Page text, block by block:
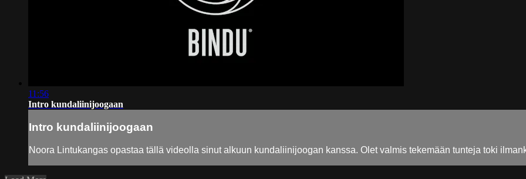
11:56
Intro kundaliinijoogaan
Intro kundaliinijoogaan
Noora Lintukangas opastaa tällä videolla sinut alkuun kundaliinijoogan kanssa. Olet valmis tekemään tunteja toki